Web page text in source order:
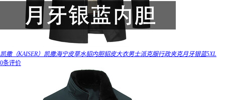
凯撒（KAISER）凯撒海宁皮草水貂内胆貂皮大衣男士派克服行政夹克月牙银蓝5XL
0条评价